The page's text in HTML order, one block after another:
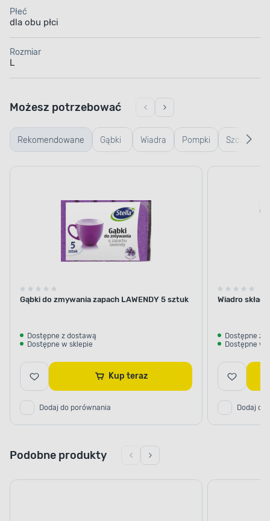
Płeć
dla obu płci
Rozmiar
L
Rekomendowane Gąbki
i
Wiadra Pompki
do
Szczotki i
Możesz potrzebować
Gąbki do zmywania zapach LAWENDY 5 sztuk
Dostępne z dostawą
Dostępne w sklepie
Kup teraz
Dodaj do porównania
Wiadro
Dostępne z
Dostępne w
Dodaj do
Podobne produkty